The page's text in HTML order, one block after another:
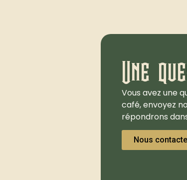
Une
Vous avez une
café, envoyez
répondrons
Nous